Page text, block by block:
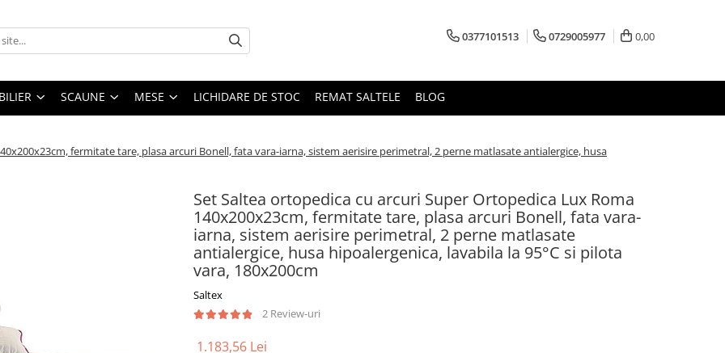
0377101513 0729005977 0,00
SCAUNE MESE LICHIDARE DE STOC REMAT SALTELE BLOG
fermitate tare, plasa arcuri Bonell, fata vara-iarna, sistem aerisire perimetral, 2 perne matlasate antialergice, husa
Set Saltea ortopedica cu arcuri Super Ortopedica Lux Roma
140x200x23cm, fermitate tare, plasa arcuri Bonell, fata vara-
iarna, sistem aerisire perimetral, 2 perne matlasate
antialergice, husa hipoalergenica, lavabila la 95°C si pilota
vara, 180x200cm
Saltex
2 Review-uri
1.183,56 Lei